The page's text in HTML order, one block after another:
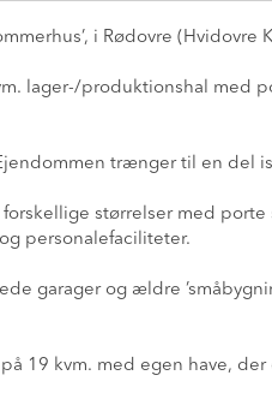
i Rødovre (Hvidovre
lager-/produktionshal med
trænger til en del
størrelser med porte
personalefaciliteter.
garager og ældre
19 kvm. med egen have, der